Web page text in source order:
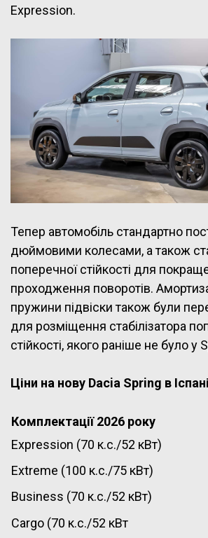
Expression.
Тепер автомобіль стандартно
дюймовими колесами, а також
поперечної стійкості для
проходження поворотів.
пружини підвіски також були
для розміщення стабілізатора
стійкості, якого раніше не було у
Ціни на нову Dacia Spring в
Комплектації 2026 року
Expression (70 к.с./52 кВт)
Extreme (100 к.с./75 кВт)
Business (70 к.с./52 кВт)
Cargo (70 к.с./52 кВт